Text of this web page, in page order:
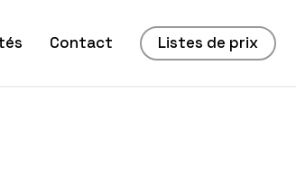
Contact Listes de prix